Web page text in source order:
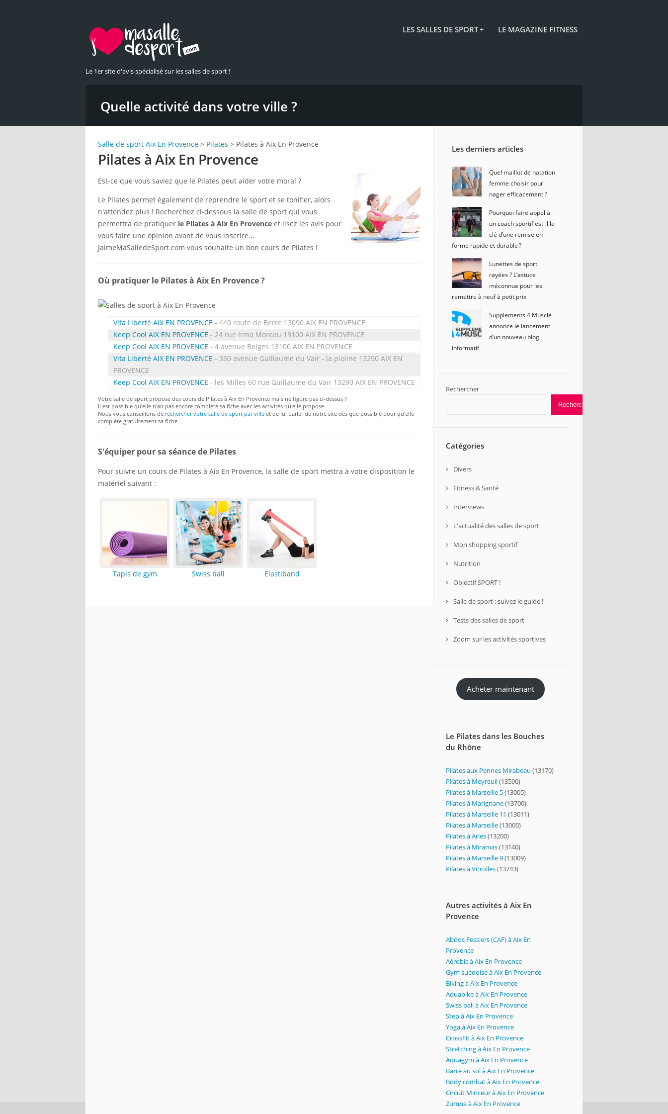
LES SALLES DE SPORT+ LE MAGAZINE FITNESS
Le 1er site d'avis spécialisé sur les salles de sport !
Quelle activité dans votre ville ?
Salle de sport Aix En Provence > Pilates > Pilates à Aix En Provence
Pilates à Aix En Provence
Est-ce que vous saviez que le Pilates peut aider votre moral ?
Le Pilates permet également de reprendre le sport et se tonifier, alors
n'attendez plus ! Recherchez ci-dessous la salle de sport qui vous
permettra de pratiquer le Pilates à Aix En Provence et lisez les avis pour
vous faire une opinion avant de vous inscrire...
JaimeMaSalledeSport.com vous souhaite un bon cours de Pilates !
Où pratiquer le Pilates à Aix En Provence ?
Vita Liberté AIX EN PROVENCE - 440 route de Berre 13090 AIX EN PROVENCE
Keep Cool AIX EN PROVENCE - 24 rue Irma Moreau 13100 AIX EN PROVENCE
Keep Cool AIX EN PROVENCE - 4 avenue Belges 13100 AIX EN PROVENCE
Vita Liberté AIX EN PROVENCE - 330 avenue Guillaume du Vair - la pioline 13290 AIX EN
PROVENCE
Keep Cool AIX EN PROVENCE - les Milles 60 rue Guillaume du Vair 13290 AIX EN PROVENCE
Votre salle de sport propose des cours de Pilates à Aix En Provence mais ne figure pas ci-dessus ?
Il est possible qu'elle n'ait pas encore complété sa fiche avec les activités qu'elle propose.
Nous vous conseillons de rechercher votre salle de sport par ville et de lui parler de notre site dès que possible pour qu'elle
complète gratuitement sa fiche.
S'équiper pour sa séance de Pilates
Pour suivre un cours de Pilates à Aix En Provence, la salle de sport mettra à votre disposition le
matériel suivant :
Tapis de gym Swiss ball Elastiband
Les derniers articles
Quel maillot de natation
femme choisir pour
nager efficacement ?
Pourquoi faire appel à
un coach sportif est-il la
clé d’une remise en
forme rapide et durable ?
Lunettes de sport
rayées ? L’astuce
méconnue pour les
remettre à neuf à petit prix
Supplements 4 Muscle
annonce le lancement
d’un nouveau blog
informatif
Rechercher
Rechercher
Catégories
Divers
Fitness & Santé
Interviews
L'actualité des salles de sport
Mon shopping sportif
Nutrition
Objectif SPORT !
Salle de sport : suivez le guide !
Tests des salles de sport
Zoom sur les activités sportives
Acheter maintenant
Le Pilates dans les Bouches
du Rhône
Pilates aux Pennes Mirabeau (13170)
Pilates à Meyreuil(13590)
Pilates à Marseille 5(13005)
Pilates à Marignane(13700)
Pilates à Marseille 11 (13011)
Pilates à Marseille(13000)
Pilates à Arles(13200)
Pilates à Miramas(13140)
Pilates à Marseille 9(13009)
Pilates à Vitrolles(13743)
Autres activités à Aix En
Provence
Abdos Fessiers (CAF) à Aix En
Provence
Aérobic à Aix En Provence
Gym suédoise à Aix En Provence
Biking à Aix En Provence
Aquabike à Aix En Provence
Swiss ball à Aix En Provence
Step à Aix En Provence
Yoga à Aix En Provence
CrossFit à Aix En Provence
Stretching à Aix En Provence
Aquagym à Aix En Provence
Barre au sol à Aix En Provence
Body combat à Aix En Provence
Circuit Minceur à Aix En Provence
Zumba à Aix En Provence